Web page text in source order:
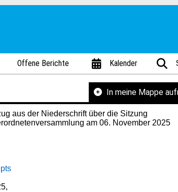
Offene Berichte Kalender
In meine Mappe
aus der Niederschrift über die Sitzung
am 06. November 2025